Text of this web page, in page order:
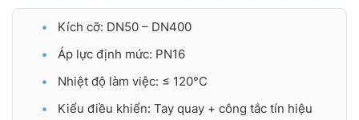
Kích cỡ: DN50 – DN400
Áp lực định mức: PN16
Nhiệt độ làm việc: ≤ 120°C
Kiểu điều khiển: Tay quay + công tắc tín hiệu